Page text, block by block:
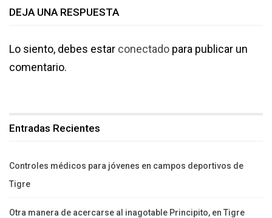
DEJA UNA RESPUESTA
Lo siento, debes estar conectado para publicar un
comentario.
Entradas Recientes
Controles médicos para jóvenes en campos deportivos de
Tigre
Otra manera de acercarse al inagotable Principito, en Tigre